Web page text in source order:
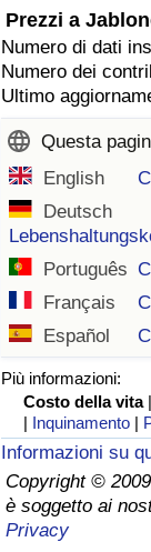
Prezzi a
Numero di dati
Numero dei
Ultimo
Questa
English
Deutsch
Português
Français
Español
Più informazioni:
Costo della vita
| Inquinamento |
Informazioni su
Copyright ©
è soggetto ai
Privacy